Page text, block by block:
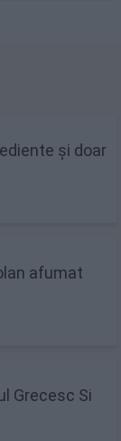
și doar
afumat
Grecesc Si